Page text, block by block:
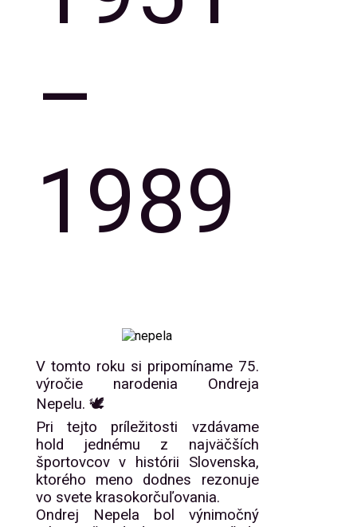
–
1989
V tomto roku si pripomíname 75.
výročie narodenia Ondreja
Nepelu. 🕊️
Pri tejto príležitosti vzdávame
hold jednému z najväčších
športovcov v histórii Slovenska,
ktorého meno dodnes rezonuje
vo svete krasokorčuľovania.
Ondrej Nepela bol výnimočný